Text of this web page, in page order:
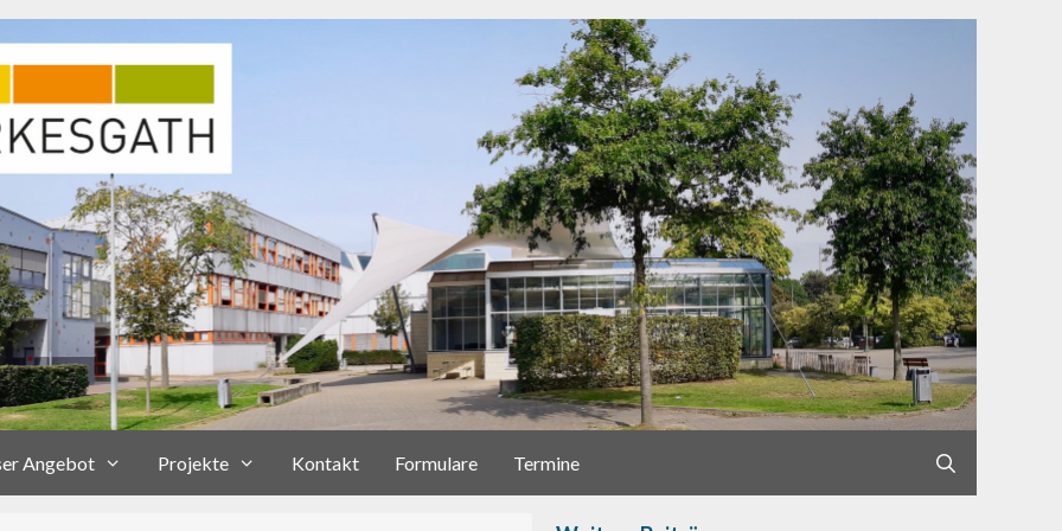
Angebot Projekte Kontakt Formulare Termine